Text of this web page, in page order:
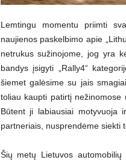
Lemtingu momentu priimti
naujienos paskelbimo apie
netrukus sužinojome, jog yra
bandys įsigyti „Rally4“
šiemet galėsime su jais
toliau kaupti patirtį nežinomose
Būtent ji labiausiai motyvuoja
partneriais, nusprendėme siekti
Šių metų Lietuvos